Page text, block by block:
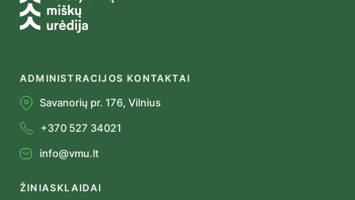
ADMINISTRACIJOS KONTAKTAI
Savanorių pr. 176, Vilnius
+370 527 34021
info@vmu.lt
ŽINIASKLAIDAI